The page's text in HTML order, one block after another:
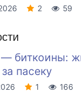
2 59
биткоины:
пасеку
1 166